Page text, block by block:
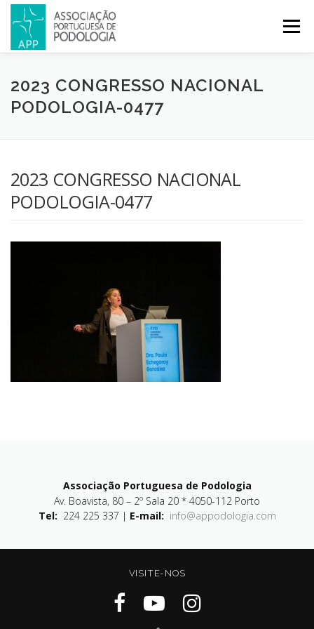
Menu
APP PODOLOGIA LICENCIATURA EM PODOLOGIA
CONGRESSOS REVISTA CONTACTOS
2023 CONGRESSO NACIONAL
PODOLOGIA-0477
2023 CONGRESSO NACIONAL
PODOLOGIA-0477
Associação Portuguesa de Podologia
Av. Boavista, 80 – 2º Sala 20 * 4050-112 Porto
Tel: 224 225 337 | E-mail: info@appodologia.com
VISITE-NOS